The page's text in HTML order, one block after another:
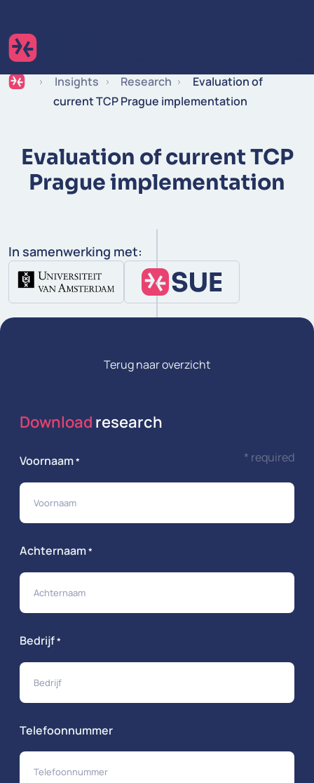
Insights Research
Evaluation of
current TCP Prague implementation
Evaluation of current TCP
Prague implementation
In samenwerking met:
Terug naar overzicht
Download research
* required
Voornaam*
Achternaam*
Bedrijf*
Telefoonnummer